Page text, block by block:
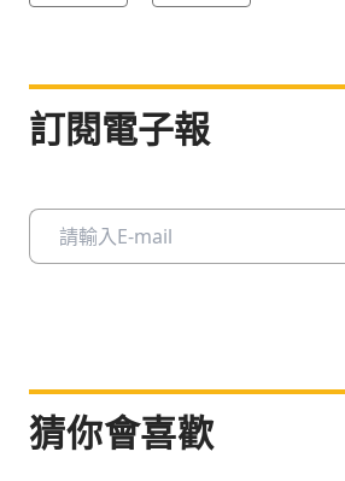
訂閱電子報
猜你會喜歡